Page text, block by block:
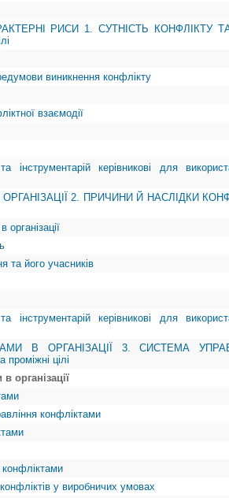
РИСИ 1. СУТНІСТЬ КОНФЛІКТУ
виникнення конфлікту
взаємодії
інструментарій керівникові для
2. ПРИЧИНИ Й НАСЛІДКИ
та його учасників
інструментарій керівникові для
В ОРГАНІЗАЦІЇ 3. СИСТЕМА
цілі
організації
конфліктами
у виробничих умовах